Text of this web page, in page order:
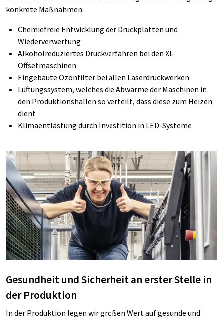
konkrete Maßnahmen:
Chemiefreie Entwicklung der Druckplatten und
Wiederverwertung
Alkoholreduziertes Druckverfahren bei den XL-
Offsetmaschinen
Eingebaute Ozonfilter bei allen Laserdruckwerken
Lüftungssystem, welches die Abwärme der Maschinen in
den Produktionshallen so verteilt, dass diese zum Heizen
dient
Klimaentlastung durch Investition in LED-Systeme
Gesundheit und Sicherheit an erster Stelle in
der Produktion
In der Produktion legen wirgroßen Wert auf gesunde und